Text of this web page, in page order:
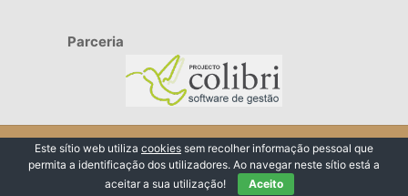
Parceria
© 2026 VivóRiso
Voltar ao Topo ↑
Este sítio web utiliza cookies sem recolher informação pessoal que
permita a identificação dos utilizadores. Ao navegar neste sítio está a
aceitar a sua utilização!
Aceito